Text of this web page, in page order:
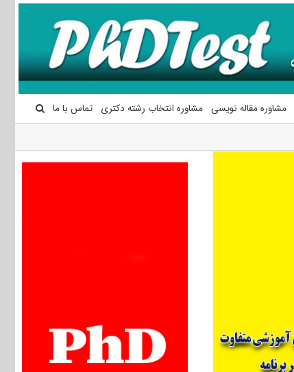
مشاوره مقاله نویسی مشاوره انتخاب رشته دکتری تماس با ما